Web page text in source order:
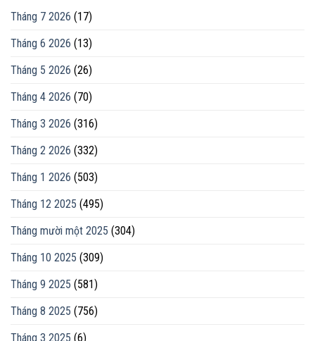
Tháng 7 2026 (17)
Tháng 6 2026 (13)
Tháng 5 2026 (26)
Tháng 4 2026 (70)
Tháng 3 2026 (316)
Tháng 2 2026 (332)
Tháng 1 2026 (503)
Tháng 12 2025 (495)
Tháng mười một 2025 (304)
Tháng 10 2025 (309)
Tháng 9 2025 (581)
Tháng 8 2025 (756)
Tháng 3 2025 (6)